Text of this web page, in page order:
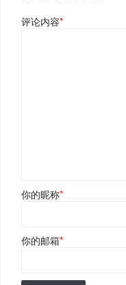
评论内容*
你的昵称*
你的邮箱*